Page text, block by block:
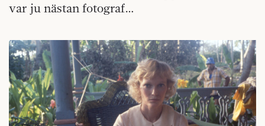
var ju nästan fotograf…